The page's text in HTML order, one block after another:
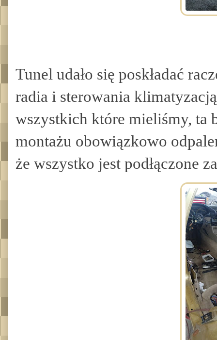
Tunel udało się poskładać
radia i sterowania
wszystkich które mieliśmy, ta
montażu obowiązkowo
że wszystko jest podłączone